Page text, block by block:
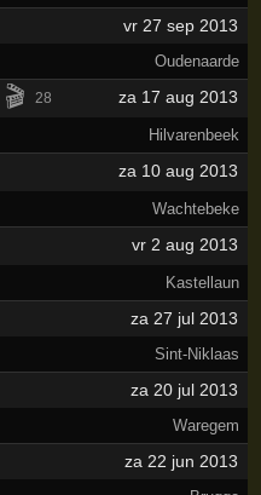
vr 27 sep 2013
Oudenaarde
🎬 28 za 17 aug 2013
Hilvarenbeek
za 10 aug 2013
Wachtebeke
vr 2 aug 2013
Kastellaun
za 27 jul 2013
Sint-Niklaas
za 20 jul 2013
Waregem
za 22 jun 2013